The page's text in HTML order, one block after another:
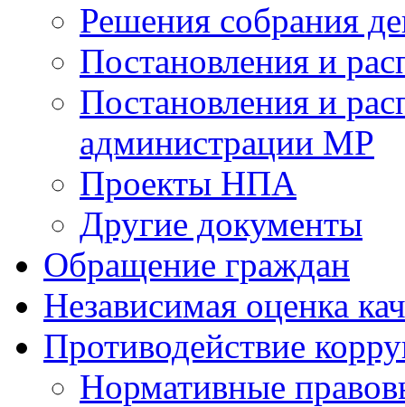
Решения собрания
Постановления и
Постановления и
администрации МР
Проекты НПА
Другие документы
Обращение граждан
Независимая оценка
Противодействие
Нормативные